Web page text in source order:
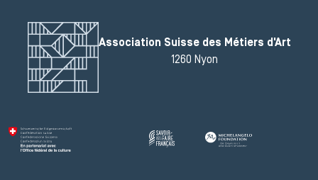
Association Suisse des Métiers d'Art
1260 Nyon